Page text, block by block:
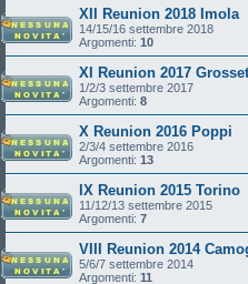
XII Reunion 2018 Imola
14/15/16 settembre 2018
Argomenti: 10
XI Reunion 2017
1/2/3 settembre 2017
Argomenti: 8
X Reunion 2016 Poppi
2/3/4 settembre 2016
Argomenti: 13
IX Reunion 2015 Torino
11/12/13 settembre 2015
Argomenti: 7
VIII Reunion 2014
5/6/7 settembre 2014
Argomenti: 11